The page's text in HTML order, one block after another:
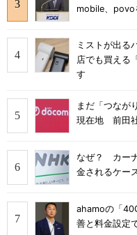
mobile、povo
ミストが出る
店でも買える
す
まだ「つなが
現在地 前田
なぜ？ カー
金されるケー
ahamoの「
善と料金設定